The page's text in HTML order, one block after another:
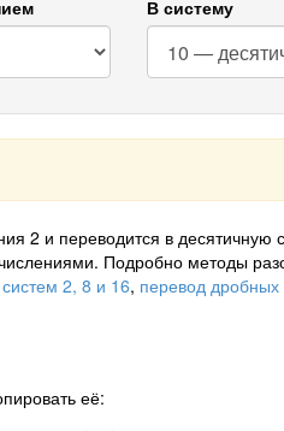
В систему
2 и переводится в десятичную
Подробно методы
2, 8 и 16, перевод дробных
её: